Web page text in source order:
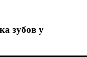
зубов у